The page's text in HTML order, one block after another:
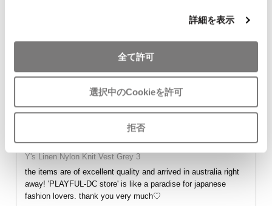
詳細を表示
全て許可
選択中のCookieを許可
拒否
- FEEDBACK -
COUNTRY: Australia
Y's Linen Nylon Knit Vest Grey 3
the items are of excellent quality and arrived in australia right
away! 'PLAYFUL-DC store' is like a paradise for japanese
fashion lovers. thank you very much♡